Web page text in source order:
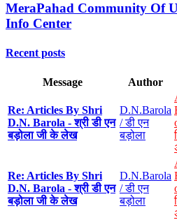
MeraPahad Community Of
Info Center
Recent posts
Message Author
Re: Articles By Shri
D.N. Barola - श्री डी एन
बड़ोला जी के लेख
D.N.Barola
/ डी एन
बड़ोला
Re: Articles By Shri
D.N. Barola - श्री डी एन
बड़ोला जी के लेख
D.N.Barola
/ डी एन
बड़ोला